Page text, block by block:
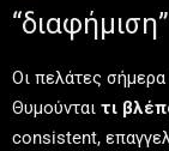
Οι πελάτες σήμερα
Θυμούνται τι
consistent,